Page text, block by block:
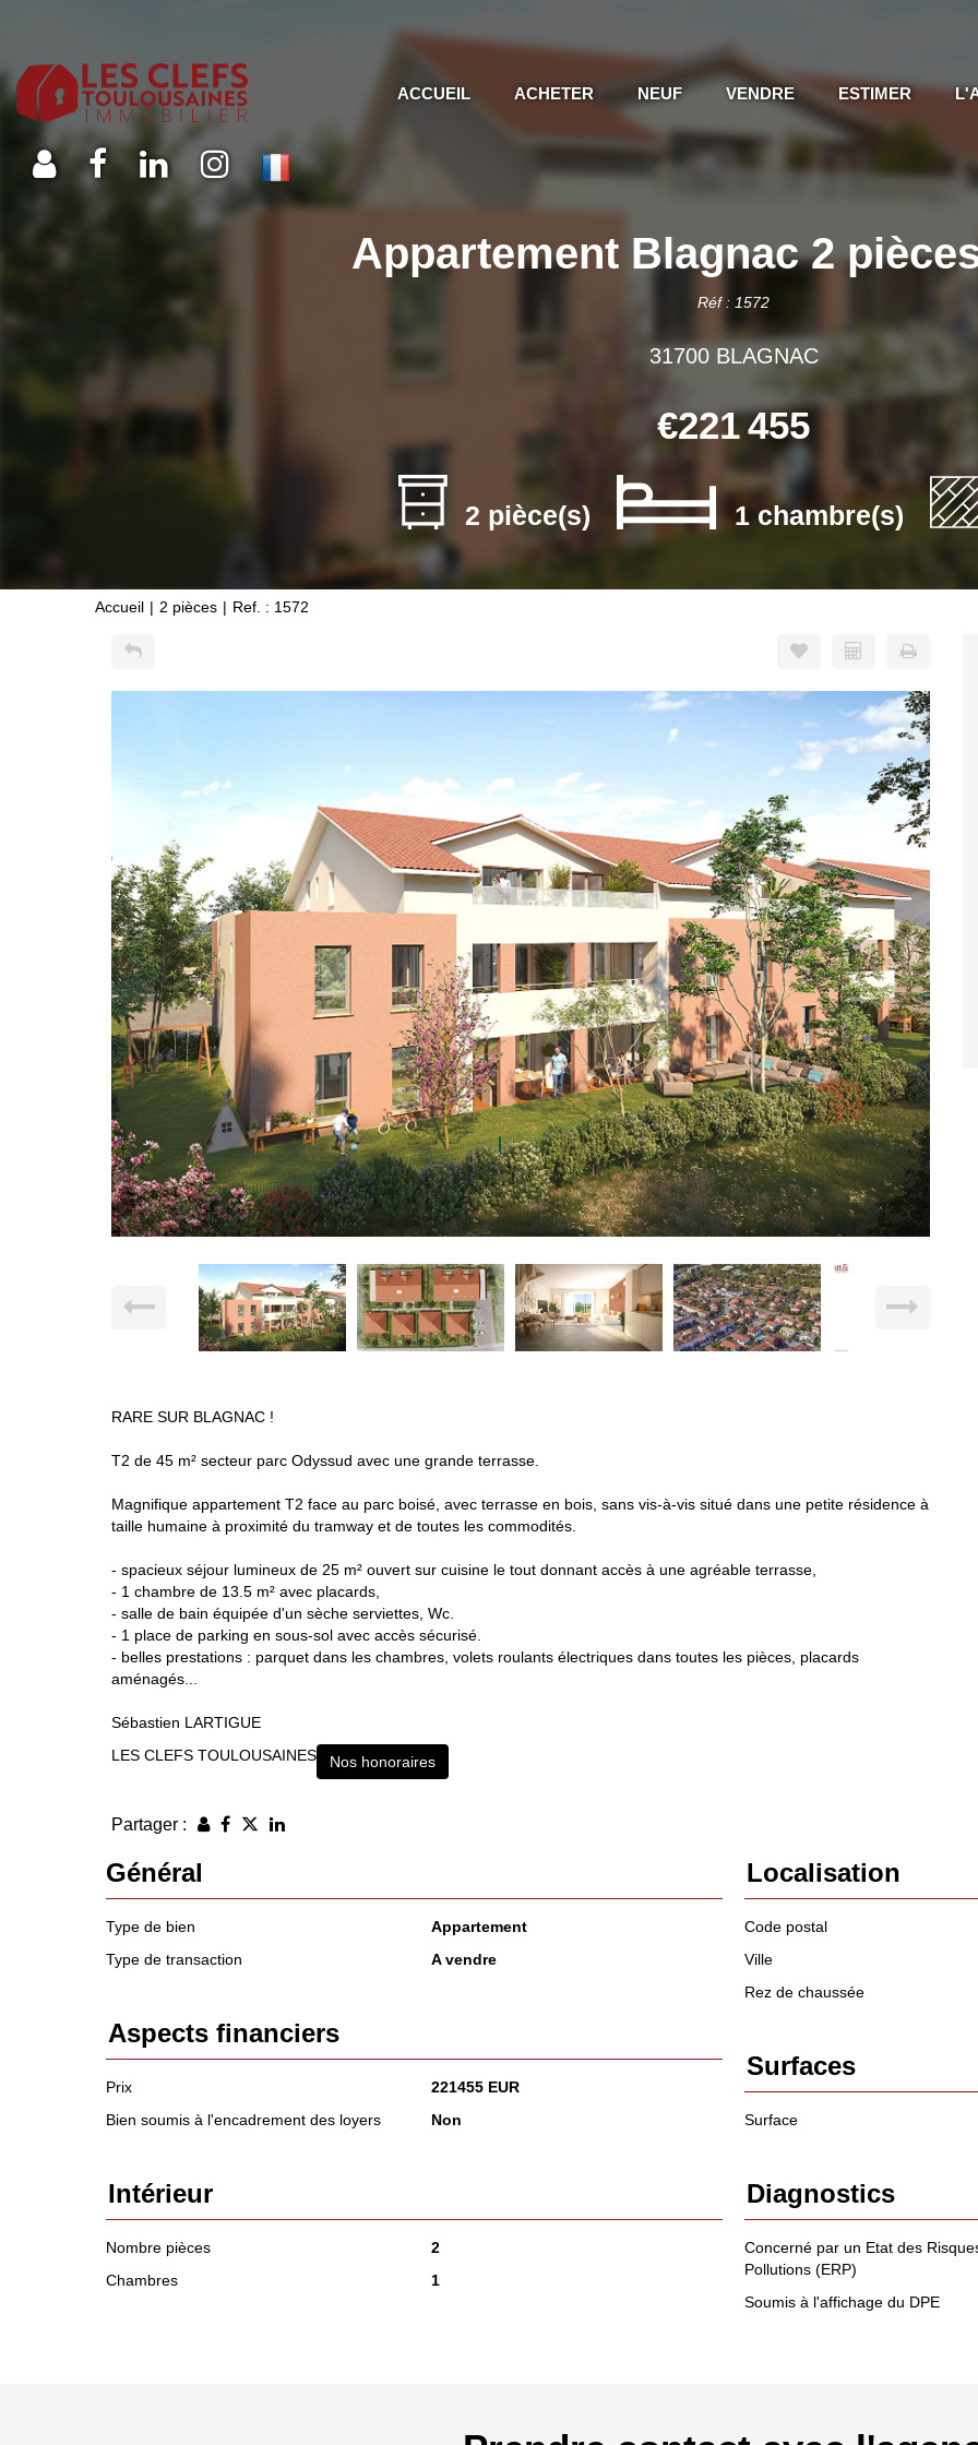
ACCUEIL ACHETER NEUF VENDRE ESTIMER
Appartement Blagnac 2
Réf : 1572
31700 BLAGNAC
€221 455
2 pièce(s) 1 chambre(s)
Accueil 2 pièces Ref. : 1572
RARE SUR BLAGNAC !
T2 de 45 m² secteur parc Odyssud avec une grande terrasse.
Magnifique appartement T2 face au parc boisé, avec terrasse en bois, sans vis-à-vis situé dans une petite résidence à
taille humaine à proximité du tramway et de toutes les commodités.
- spacieux séjour lumineux de 25 m² ouvert sur cuisine le tout donnant accès à une agréable terrasse,
- 1 chambre de 13.5 m² avec placards,
- salle de bain équipée d'un sèche serviettes, Wc.
- 1 place de parking en sous-sol avec accès sécurisé.
- belles prestations : parquet dans les chambres, volets roulants électriques dans toutes les pièces, placards
aménagés...
Sébastien LARTIGUE
LES CLEFS TOULOUSAINES
Nos honoraires
Partager :
Général
Type de bien
Appartement
Type de transaction
A vendre
Localisation
Code postal
Ville
Rez de chaussée
Aspects financiers
Prix
221455 EUR
Bien soumis à l'encadrement des loyers
Non
Surfaces
Surface
Intérieur
Nombre pièces
2
Chambres
1
Diagnostics
Concerné par un Etat des
Pollutions (ERP)
Soumis à l'affichage du DPE